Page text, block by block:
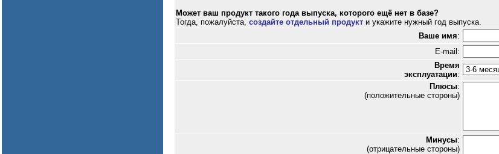
Может ваш продукт такого года выпуска, которого ещё нет в базе?
Тогда, пожалуйста, создайте отдельный продукти укажите нужный год выпуска.
Ваше имя:
E-mail:
Время
эксплуатации:
Плюсы:
(положительные стороны)
Минусы:
(отрицательные стороны)